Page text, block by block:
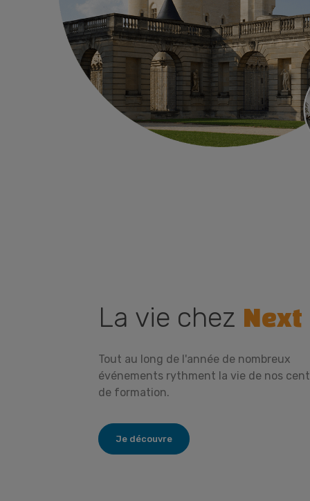
La vie chez Next
Tout au long de l'année de nombreux
événements rythment la vie de nos
de formation.
Je découvre